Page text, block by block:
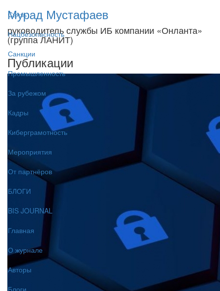
Связь
Нацбезопасность
Санкции
Промышленность
За рубежом
Кадры
Киберграмотность
Мероприятия
От партнёров
БЛОГИ
BIS JOURNAL
Главная
О журнале
Авторы
Блоги
Мурад Мустафаев
руководитель службы ИБ компании «Онланта»
(группа ЛАНИТ)
Публикации